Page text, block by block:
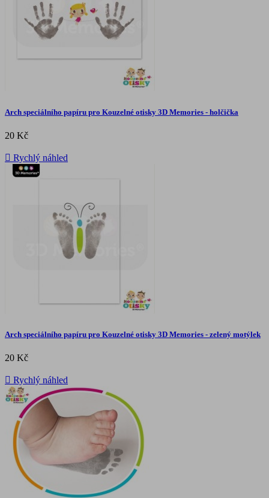
Arch speciálního papíru pro Kouzelné otisky 3D Memories - holčička
20 Kč
 Rychlý náhled
Arch speciálního papíru pro Kouzelné otisky 3D Memories - zelený motýlek
20 Kč
 Rychlý náhled